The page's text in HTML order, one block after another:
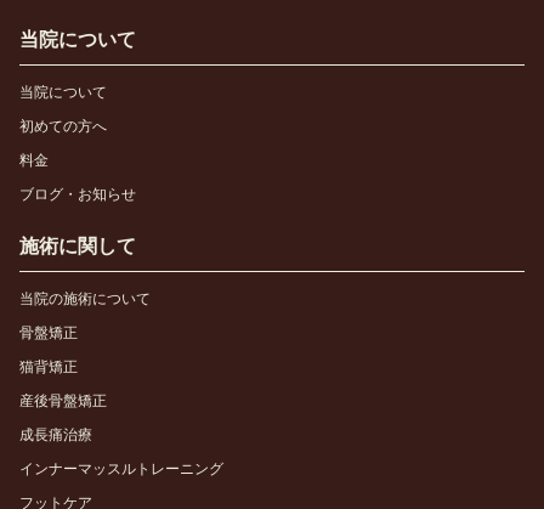
当院について
当院について
初めての方へ
料金
ブログ・お知らせ
施術に関して
当院の施術について
骨盤矯正
猫背矯正
産後骨盤矯正
成長痛治療
インナーマッスルトレーニング
フットケア